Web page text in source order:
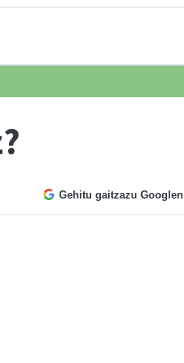
Gehitu gaitzazu Googlen